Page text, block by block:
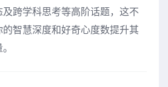
及跨学科思考等高阶话题，这不
的智慧深度和好奇心度数提升其